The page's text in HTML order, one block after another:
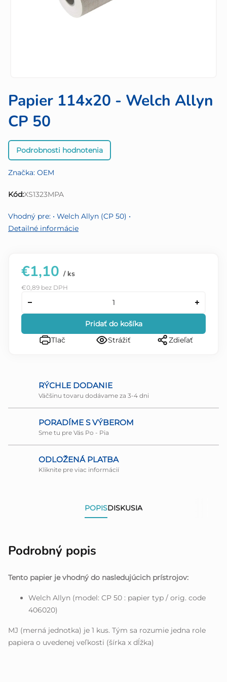
Papier 114x20 - Welch Allyn
CP 50
Priemerné
hodnotenie
je
0,0
5
hviezdičiek.
Podrobnosti hodnotenia
Značka: OEM
Kód:XS1323MPA
Vhodný pre: • Welch Allyn (CP 50) •
Detailné informácie
€1,10 / ks
€0,89 bez DPH
Pridať do košíka
Tlač
Strážiť Zdieľať
RÝCHLE DODANIE
Väčšinu tovaru dodávame za 3-4 dni
PORADÍME S VÝBEROM
Sme tu pre Vás Po - Pia
ODLOŽENÁ PLATBA
Kliknite pre viac informácií
POPISDISKUSIA
Podrobný popis
Tento papier je vhodný do nasledujúcich prístrojov:
Welch Allyn (model: CP 50 : papier typ / orig. code
406020)
MJ (merná jednotka) je 1 kus. Tým sa rozumie jedna role
papiera o uvedenej veľkosti (šírka x dĺžka)